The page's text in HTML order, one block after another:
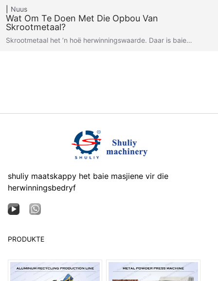
Nuus
Wat Om Te Doen Met Die Opbou Van
Skrootmetaal?
Skrootmetaal het ’n hoë herwinningswaarde. Daar is baie…
shuliy maatskappy het baie masjiene vir die
herwinningsbedryf
PRODUKTE